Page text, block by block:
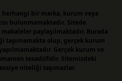
bir marka, kurum veya
bulunmamaktadır. Sitede
makaleler paylaşılmaktadır. Burada
taşımamakta olup, gerçek kurum
Gerçek kurum ve
tesadüfidir. Sitemizdeki
niteliği taşımazlar.